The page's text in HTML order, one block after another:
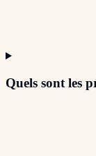
Quels sont les